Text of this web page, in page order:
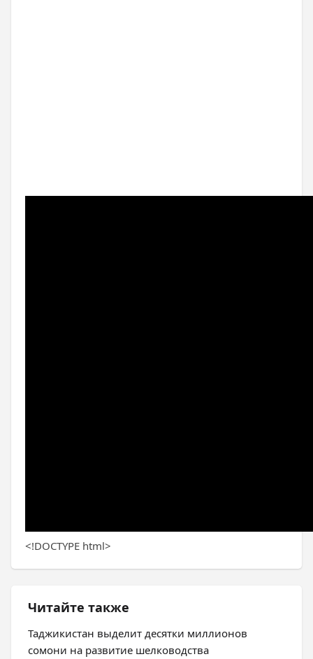
<!DOCTYPE html>
Читайте также
Таджикистан выделит десятки миллионов
сомони на развитие шелководства